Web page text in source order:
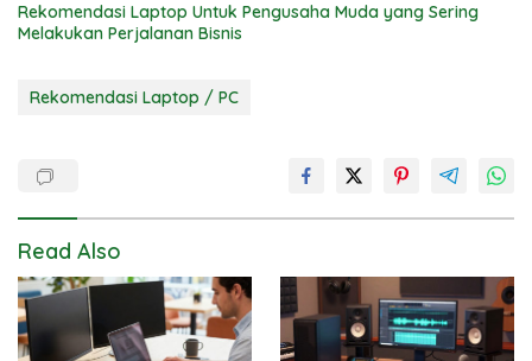
Rekomendasi Laptop Untuk Pengusaha Muda yang Sering
Melakukan Perjalanan Bisnis
Rekomendasi Laptop / PC
Read Also